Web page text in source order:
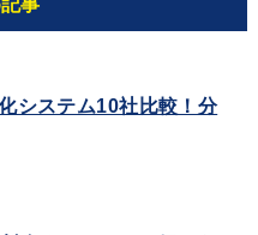
システム10社比較！分